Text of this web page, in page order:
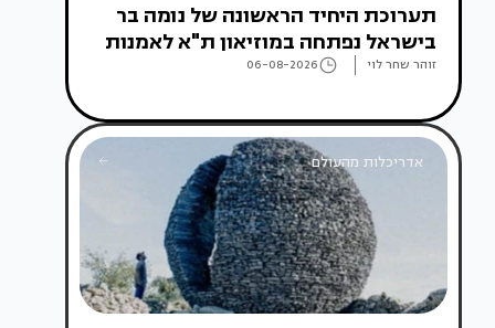
תערוכת היחיד הראשונה של נומה בר
בישראל נפתחה במוזיאון ת"א לאמנות
זוהר שחר לוי 06-08-2026
אדריכלות מהעולם